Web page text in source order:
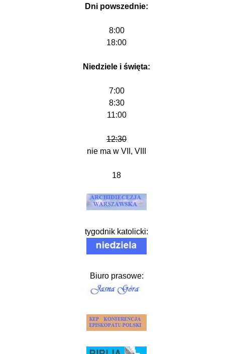
Dni powszednie:
8:00
18:00
Niedziele i święta:
7:00
8:30
11:00
12:30
nie ma w VII, VIII
18
tygodnik katolicki:
Biuro prasowe: